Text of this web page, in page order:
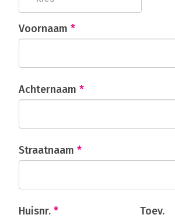
Voornaam *
Achternaam *
Straatnaam *
Huisnr. * Toev.